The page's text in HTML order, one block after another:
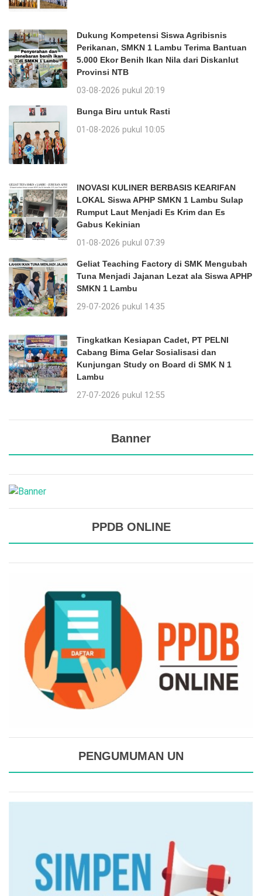
Dukung Kompetensi Siswa Agribisnis
Perikanan, SMKN 1 Lambu Terima Bantuan
5.000 Ekor Benih Ikan Nila dari Diskanlut
Provinsi NTB
03-08-2026 pukul 20:19
Bunga Biru untuk Rasti
01-08-2026 pukul 10:05
INOVASI KULINER BERBASIS KEARIFAN
LOKAL Siswa APHP SMKN 1 Lambu Sulap
Rumput Laut Menjadi Es Krim dan Es
Gabus Kekinian
01-08-2026 pukul 07:39
Geliat Teaching Factory di SMK Mengubah
Tuna Menjadi Jajanan Lezat ala Siswa APHP
SMKN 1 Lambu
29-07-2026 pukul 14:35
Tingkatkan Kesiapan Cadet, PT PELNI
Cabang Bima Gelar Sosialisasi dan
Kunjungan Study on Board di SMK N 1
Lambu
27-07-2026 pukul 12:55
Banner
PPDB ONLINE
PENGUMUMAN UN